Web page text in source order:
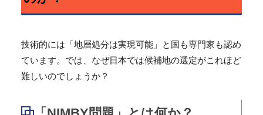
技術的には「地層処分は実現可能」と国も専門家も認め
ています。では、なぜ日本では候補地の選定がこれほど
難しいのでしょうか？